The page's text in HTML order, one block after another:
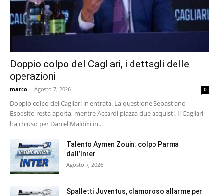
Doppio colpo del Cagliari, i dettagli delle
operazioni
marco - Agosto 7, 2026 0
Doppio colpo del Cagliari in entrata. La questione Sebastiano
Esposito resta aperta, mentre Accardi piazza due acquisti. Il Cagliari
ha chiuso per Daniel Maldini in...
Talento Aymen Zouin: colpo Parma
dall’Inter
Agosto 7, 2026
Spalletti Juventus, clamoroso allarme per